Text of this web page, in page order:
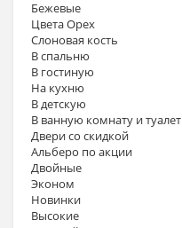
Бежевые
Цвета Орех
Слоновая кость
В спальню
В гостиную
На кухню
В детскую
В ванную комнату и туалет
Двери со скидкой
Альберо по акции
Двойные
Эконом
Новинки
Высокие